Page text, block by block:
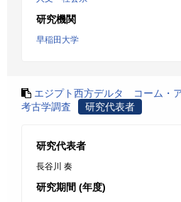
研究機関
早稲田大学
エジプト西方デルタ コーム・
考古学調査
研究代表者
研究代表者
長谷川 奏
研究期間 (年度)